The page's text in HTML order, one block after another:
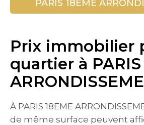
PARIS 18EME
Prix immobilier
quartier à PARIS
À PARIS 18EME
de même surface peuvent